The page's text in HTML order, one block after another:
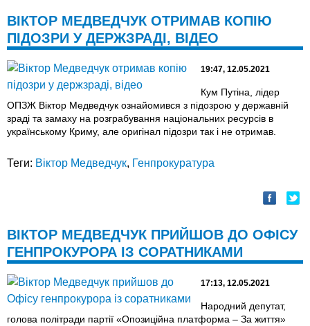
ВІКТОР МЕДВЕДЧУК ОТРИМАВ КОПІЮ
ПІДОЗРИ У ДЕРЖЗРАДІ, ВІДЕО
19:47, 12.05.2021
Кум Путіна, лідер
ОПЗЖ Віктор Медведчук ознайомився з підозрою у державній
зраді та замаху на розграбування національних ресурсів в
українському Криму, але оригінал підозри так і не отримав.
Теги: Віктор Медведчук, Генпрокуратура
ВІКТОР МЕДВЕДЧУК ПРИЙШОВ ДО ОФІСУ
ГЕНПРОКУРОРА ІЗ СОРАТНИКАМИ
17:13, 12.05.2021
Народний депутат,
голова політради партії «Опозиційна платформа – За життя»